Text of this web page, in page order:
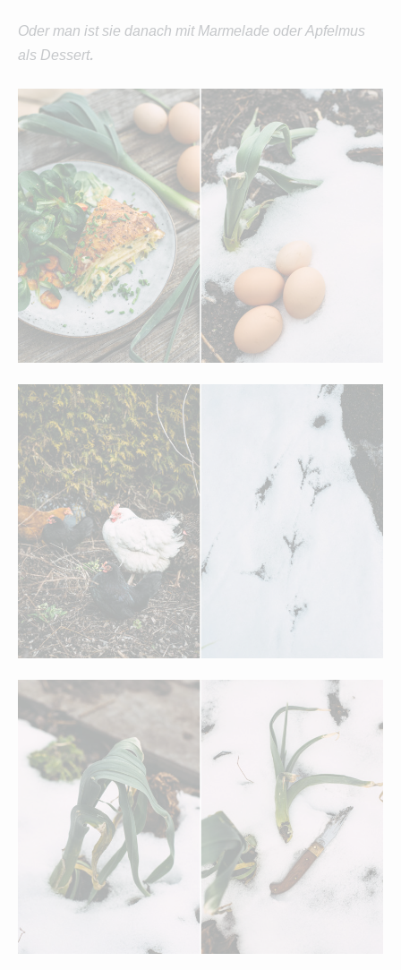
Oder man ist sie danach mit Marmelade oder Apfelmus
als Dessert.